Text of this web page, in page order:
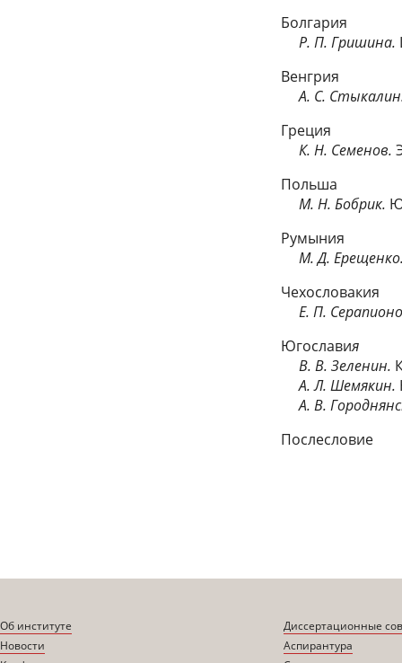
Болгария
Р. П. Гришина.
Венгрия
А. С.
Греция
К. Н. Семенов.
Польша
М. Н. Бобрик.
Румыния
М. Д.
Чехословакия
Е. П.
Югославия
В. В. Зеленин.
А. Л. Шемякин.
А. В.
Послесловие
Об институте
Новости
Диссертационные
Аспирантура